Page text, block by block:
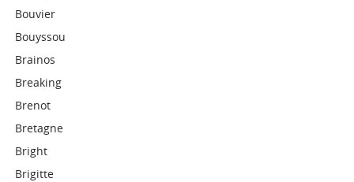
Bouvier
Bouyssou
Brainos
Breaking
Brenot
Bretagne
Bright
Brigitte